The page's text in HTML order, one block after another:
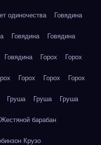
одиночества Говядина
Говядина Говядина
Говядина Горох Горох
Горох Горох Горох
Груша Груша Груша
барабан
Крузо